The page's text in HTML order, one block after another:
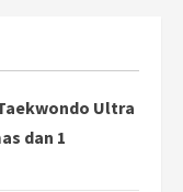
Ultra
dan 1